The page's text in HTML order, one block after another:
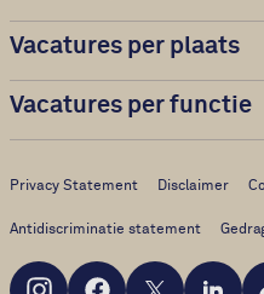
Vacatures per plaats
Vacatures per functie
Privacy Statement Disclaimer
Antidiscriminatie statement
InstagramFacebook
X LinkedIn